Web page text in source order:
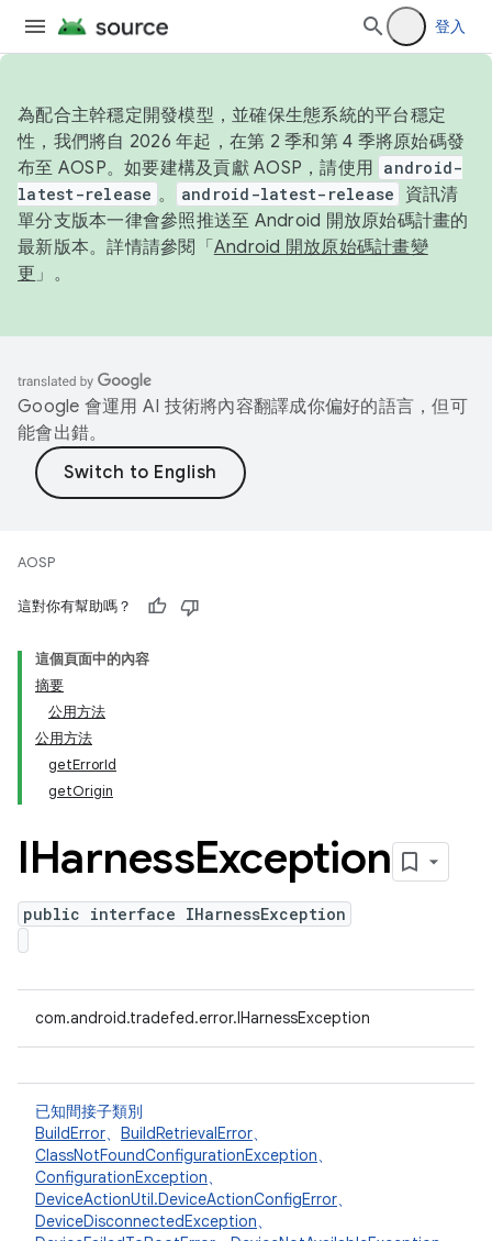
登入
為配合主幹穩定開發模型，並確保生態系統的平台穩定
性，我們將自 2026 年起，在第 2 季和第 4 季將原始碼發
布至 AOSP。如要建構及貢獻 AOSP，請使用 android-
latest-release 。 android-latest-release
資訊清
單分支版本一律會參照推送至 Android 開放原始碼計畫的
最新版本。詳情請參閱「 Android 開放原始碼計畫變
更 」。
Google 會運用 AI 技術將內容翻譯成你偏好的語言，但可
能會出錯。
AOSP
這對你有幫助嗎？
這個頁面中的內容
摘要
公用方法
公用方法
getErrorId
getOrigin
IHarnessException
public interface IHarnessException
com.android.tradefed.error.IHarnessException
已知間接子類別
BuildError、 BuildRetrievalError、
ClassNotFoundConfigurationException、
ConfigurationException、
DeviceActionUtil.DeviceActionConfigError、
DeviceDisconnectedException、